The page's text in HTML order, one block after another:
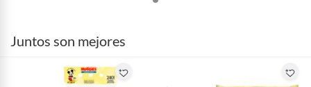
Juntos son mejores